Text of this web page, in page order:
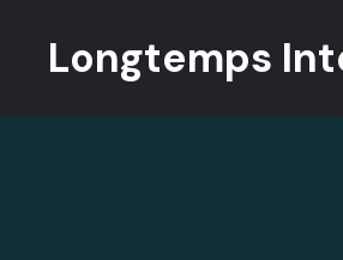
Longtemps